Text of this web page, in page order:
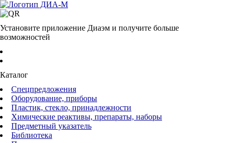
Установите приложение Диаэм и получите больше
возможностей
Каталог
Спецпредложения
Оборудование, приборы
Пластик, стекло, принадлежности
Химические реактивы, препараты, наборы
Предметный указатель
Библиотека